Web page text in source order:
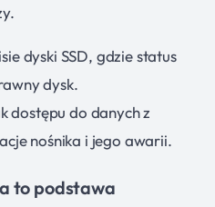
dyski SSD, gdzie status
dysk.
dostępu do danych z
nośnika i jego awarii.
to podstawa